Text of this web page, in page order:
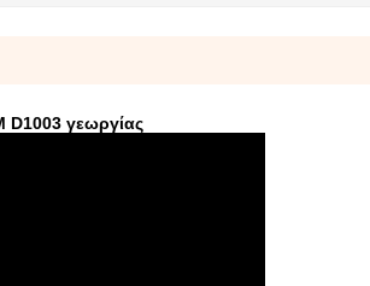
D1003 γεωργίας